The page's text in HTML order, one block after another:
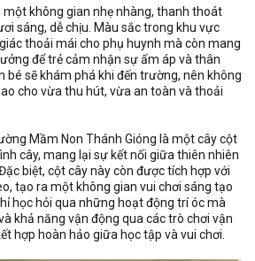
một không gian nhẹ nhàng, thanh thoát
sáng, dễ chịu. Màu sắc trong khu vực
thoải mái cho phụ huynh mà còn mang
để trẻ cảm nhận sự ấm áp và thân
bé sẽ khám phá khi đến trường, nên không
cho vừa thu hút, vừa an toàn và thoải
Mầm Non Thánh Gióng là một cây cột
cây, mang lại sự kết nối giữa thiên nhiên
biệt, cột cây này còn được tích hợp với
tạo ra một không gian vui chơi sáng tạo
học hỏi qua những hoạt động trí óc mà
khả năng vận động qua các trò chơi vận
hợp hoàn hảo giữa học tập và vui chơi.